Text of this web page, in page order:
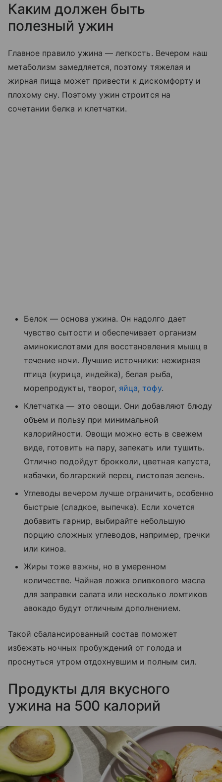
Каким должен быть
полезный ужин
Главное правило ужина — легкость. Вечером наш
метаболизм замедляется, поэтому тяжелая и
жирная пища может привести к дискомфорту и
плохому сну. Поэтому ужин строится на
сочетании белка и клетчатки.
Белок — основа ужина. Он надолго дает
чувство сытости и обеспечивает организм
аминокислотами для восстановления мышц в
течение ночи. Лучшие источники: нежирная
птица (курица, индейка), белая рыба,
морепродукты, творог, яйца,тофу.
Клетчатка — это овощи. Они добавляют блюду
объем и пользу при минимальной
калорийности. Овощи можно есть в свежем
виде, готовить на пару, запекать или тушить.
Отлично подойдут брокколи, цветная капуста,
кабачки, болгарский перец, листовая зелень.
Углеводы вечером лучше ограничить, особенно
быстрые (сладкое, выпечка). Если хочется
добавить гарнир, выбирайте небольшую
порцию сложных углеводов, например, гречки
или киноа.
Жиры тоже важны, но в умеренном
количестве. Чайная ложка оливкового масла
для заправки салата или несколько ломтиков
авокадо будут отличным дополнением.
Такой сбалансированный состав поможет
избежать ночных пробуждений от голода и
проснуться утром отдохнувшим и полным сил.
Продукты для вкусного
ужина на 500 калорий